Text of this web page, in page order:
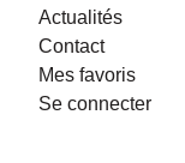
Actualités
Contact
Mes favoris
Se connecter